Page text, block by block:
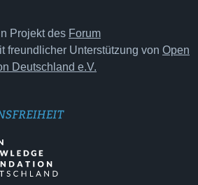
Projekt des Forum
freundlicher Unterstützung von Open
Deutschland e.V.